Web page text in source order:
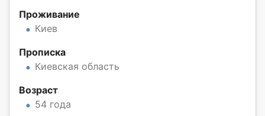
Проживание
Киев
Прописка
Киевская область
Возраст
54 года